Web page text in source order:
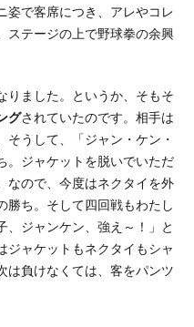
姿で客席につき、アレやコレ
ステージの上で野球拳の余興
りました。というか、そもそ
グされていたのです。相手は
そうして、「ジャン・ケン・
。ジャケットを脱いでいただ
なので、今度はネクタイを外
ち。そして四回戦もわたし
、ジャンケン、強え～！」と
ジャケットもネクタイもシャ
は負けなくては、客をパンツ